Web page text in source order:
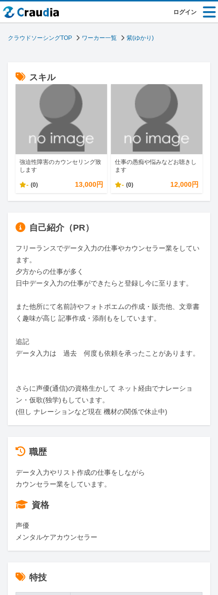
ログイン
クラウドソーシングTOP ワーカー一覧 紫(ゆかり)
スキル
強迫性障害のカウンセリング致
します
- (0) 13,000円
仕事の愚痴や悩みなどお聴きし
ます
- (0) 12,000円
自己紹介（PR）
フリーランスでデータ入力の仕事やカウンセラー業をしてい
ます。
夕方からの仕事が多く
日中データ入力の仕事ができたらと登録し今に至ります。
また他所にて名前詩やフォトポエムの作成・販売他、文章書
く趣味が高じ 記事作成・添削もをしています。
追記
データ入力は　過去　何度も依頼を承ったことがあります。
さらに声優(通信)の資格生かして ネット経由でナレーショ
ン・仮歌(独学)もしています。
(但し ナレーションなど現在 機材の関係で休止中)
職歴
データ入力やリスト作成の仕事をしながら
カウンセラー業をしています。
資格
声優
メンタルケアカウンセラー
特技